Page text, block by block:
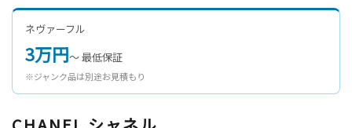
ネヴァーフル
3万円〜 最低保証
※ジャンク品は別途お見積もり